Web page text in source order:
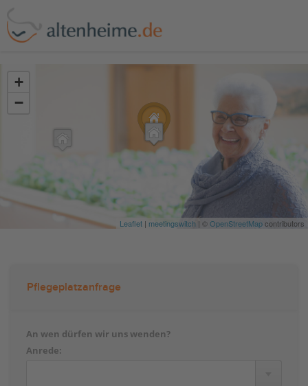
+
−
Leaflet | meetingswitch | ©OpenStreetMapcontributors
Pflegeplatzanfrage
An wen dürfen wir uns wenden?
Anrede: